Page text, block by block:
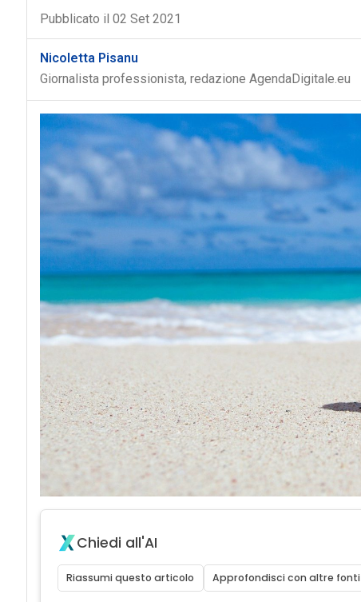
Pubblicato il 02 Set 2021
Nicoletta Pisanu
Giornalista professionista, redazione AgendaDigitale.eu
Chiedi all'AI
Riassumi questo articolo Approfondisci con altre fonti